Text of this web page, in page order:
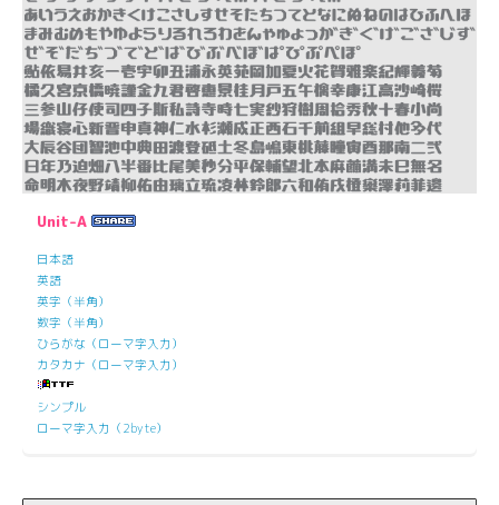
Unit-A
日本語
英語
英字（半角）
数字（半角）
ひらがな（ローマ字入力）
カタカナ（ローマ字入力）
シンプル
ローマ字入力（2byte）